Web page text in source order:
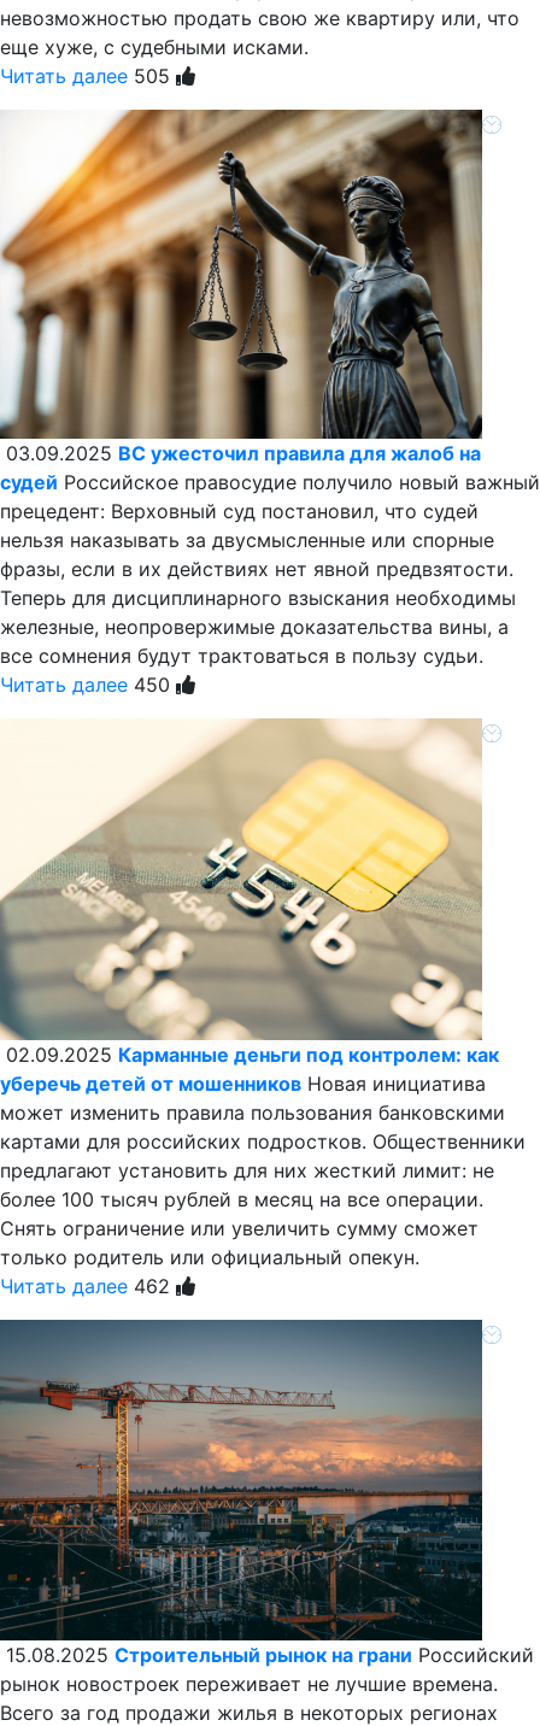
невозможностью продать свою же квартиру или, что
еще хуже, с судебными исками.
Читать далее 505
03.09.2025 ВС ужесточил правила для жалоб на
судей Российское правосудие получило новый важный
прецедент: Верховный суд постановил, что судей
нельзя наказывать за двусмысленные или спорные
фразы, если в их действиях нет явной предвзятости.
Теперь для дисциплинарного взыскания необходимы
железные, неопровержимые доказательства вины, а
все сомнения будут трактоваться в пользу судьи.
Читать далее 450
02.09.2025 Карманные деньги под контролем: как
уберечь детей от мошенников Новая инициатива
может изменить правила пользования банковскими
картами для российских подростков. Общественники
предлагают установить для них жесткий лимит: не
более 100 тысяч рублей в месяц на все операции.
Снять ограничение или увеличить сумму сможет
только родитель или официальный опекун.
Читать далее 462
15.08.2025 Строительный рынок на грани Российский
рынок новостроек переживает не лучшие времена.
Всего за год продажи жилья в некоторых регионах